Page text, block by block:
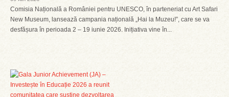
Comisia Națională a României pentru UNESCO, în parteneriat cu Art Safari
New Museum, lansează campania națională „Hai la Muzeu!”, care se va
desfășura în perioada 2 – 19 iunie 2026. Inițiativa vine în...